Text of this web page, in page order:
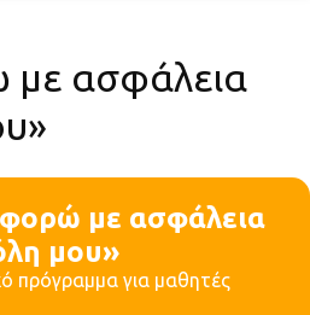
ασφάλεια
με ασφάλεια
μου»
πρόγραμμα για μαθητές